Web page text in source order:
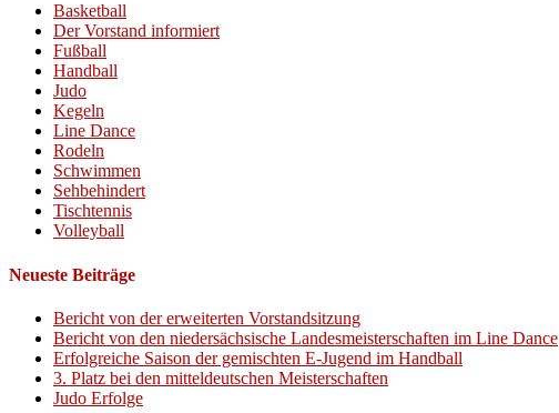
Basketball
Der Vorstand informiert
Fußball
Handball
Judo
Kegeln
Line Dance
Rodeln
Schwimmen
Sehbehindert
Tischtennis
Volleyball
Neueste Beiträge
Bericht von der erweiterten Vorstandsitzung
Bericht von den niedersächsische Landesmeisterschaften im Line Dance
Erfolgreiche Saison der gemischten E-Jugend im Handball
3. Platz bei den mitteldeutschen Meisterschaften
Judo Erfolge